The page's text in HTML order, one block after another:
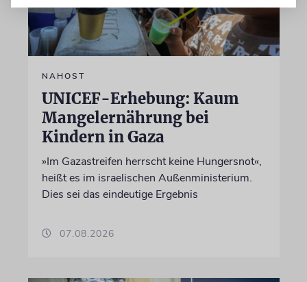
NAHOST
UNICEF-Erhebung: Kaum
Mangelernährung bei
Kindern in Gaza
»Im Gazastreifen herrscht keine Hungersnot«,
heißt es im israelischen Außenministerium.
Dies sei das eindeutige Ergebnis
07.08.2026